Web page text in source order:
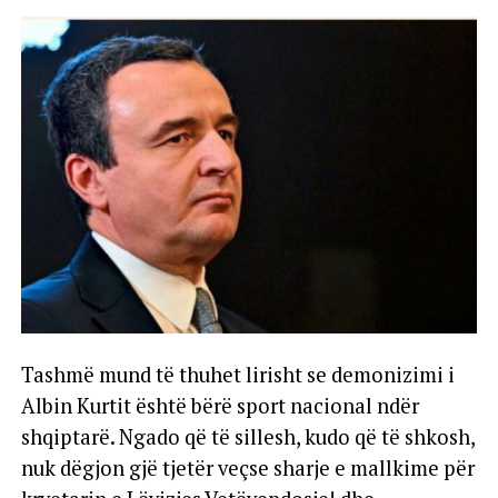
Tashmë mund të thuhet lirisht se demonizimi i
Albin Kurtit është bërë sport nacional ndër
shqiptarë. Ngado që të sillesh, kudo që të shkosh,
nuk dëgjon gjë tjetër veçse sharje e mallkime për